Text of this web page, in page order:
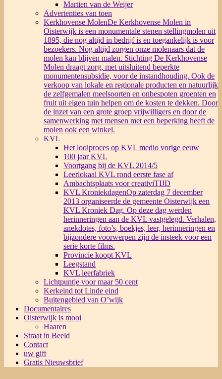
Martien van de Weijer
Advertenties van toen
Kerkhovense MolenDe Kerkhovense Molen in
Oisterwijk is een monumentale stenen stellingmolen uit
1895, die nog altijd in bedrijf is en toegankelijk is voor
bezoekers. Nog altijd zorgen onze molenaars dat de
molen kan blijven malen. Stichting De Kerkhovense
Molen draagt zorg, met uitsluitend beperkte
monumentensubsidie, voor de instandhouding. Ook de
verkoop van lokale en regionale producten en natuurlijk
de zelfgemalen meelsoorten en onbespoten groenten en
fruit uit eigen tuin helpen om de kosten te dekken. Door
de inzet van een grote groep vrijwilligers en door de
samenwerking met mensen met een beperking heeft de
molen ook een winkel.
KVL
Het looiproces op KVL medio vorige eeuw
100 jaar KVL
Voortgang bij de KVL 2014/5
Leerlokaal KVL rond eerste fase af
Ambachtsplaats voor creativiTIJD
KVL KroniekdagenOp zaterdag 7 december
2013 organiseerde de gemeente Oisterwijk een
KVL Kroniek Dag. Op deze dag werden
herinneringen aan de KVL vastgelegd. Verhalen,
anekdotes, foto’s, boekjes, leer, herinneringen en
bijzondere voorwerpen zijn de insteek voor een
serie korte films.
Provincie koopt KVL
Leegstand
KVL leerfabriek
Lichtpuntje voor maar 50 cent
Kerkeind tot Linde eind
Buitengebied van O’wijk
Documentaires
Oisterwijk is mooi
Haaren
Straat in Beeld
Contact
uw gift
Gratis Nieuwsbrief